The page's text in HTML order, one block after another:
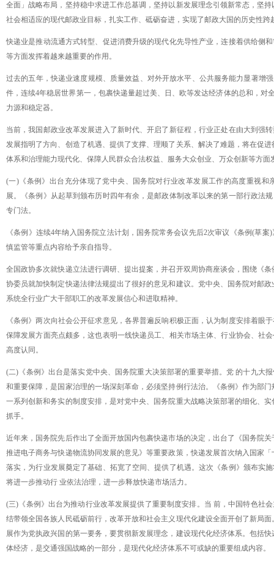
全面」战略布局，坚持稳中求进工作总基调，坚持以新发展理念引领新常态，坚
社会相适应的现代邮政业目标，扎实工作、砥砺奋进，实现了邮政大国的历史性跨
快递业是推动流通方式转型、促进消费升级的现代化先导性产业，连接着供给侧
等方面发挥着越来越重要的作用。
过去的五年，快递业速度规模、质量效益、对外开放水平、公共服务能力显著增
件，连续4年稳居世界第一，包裹快递量超过美、日、欧等发达经济体的总和，对
力源和稳定器。
当前，我国邮政业改革发展进入了新时代、开启了新征程，行业正处在由大到强
发展指明了方向、创造了机遇、提供了支撑、理顺了关系、解决了难题，将在促
体系和治理能力现代化、保障人民群众合法权益、服务大众创业、万众创新等方
(一)《条例》出台充分体现了党中央、国务院对行业改革发展工作的高度重视
展。《条例》从起草到颁布历时四年有余，是邮政体制改革以来的第一部行政法
专门法。
《条例》连续4年纳入国务院立法计划，国务院常务会议先后2次审议《条例(草
慎监管等重点内容给予亲自指导。
全国政协多次就快递立法进行调研、提出提案，并召开双周协商座谈会，围绕《
协委员就加快制定快递法律法规提出了很好的意见和建议。党中央、国务院对邮
系统全行业广大干部职工的改革发展信心和进取精神。
《条例》两次向社会公开征求意见，各界普遍反响积极正面，认为制度安排着眼
保障发展方面亮点颇多，这也表明一线快递员工、相关市场主体、行业协会、社
高度认同。
(二)《条例》出台是落实党中央、国务院重大决策部署的重要举措。党 的十九大
和重要保障，是国家治理的一场深刻革命，必须坚持例行法治。《条例》作为部
一系列创新和务实的制度安排，是对党中央、国务院重大战略决策部署的细化、
抓手。
近年来，国务院先后作出了全面开放国内包裹快递市场的决定，出台了《国务院
推进电子商务与快递物流协同发展的意见》等重要政策，快递发展首次纳入国家
落实，为行业发展奠定了基础、拓宽了空间、提供了机遇。这次《条例》颁布实
将进一步推动行 业依法治理，进一步释放快递市场活力。
(三)《条例》出台为推动行业改革发展提供了重要制度安排。当 前，中国特色社
结带领全国各族人民砥砺前行，改革开放和社会主义现代化建设全面开创了新局
展作为党执政兴国的第一要务，要贯彻新发展理念，建设现代化经济体系。包括
体经济，是交通强国战略的一部分，是现代化经济体系不可或缺的重要组成内容。